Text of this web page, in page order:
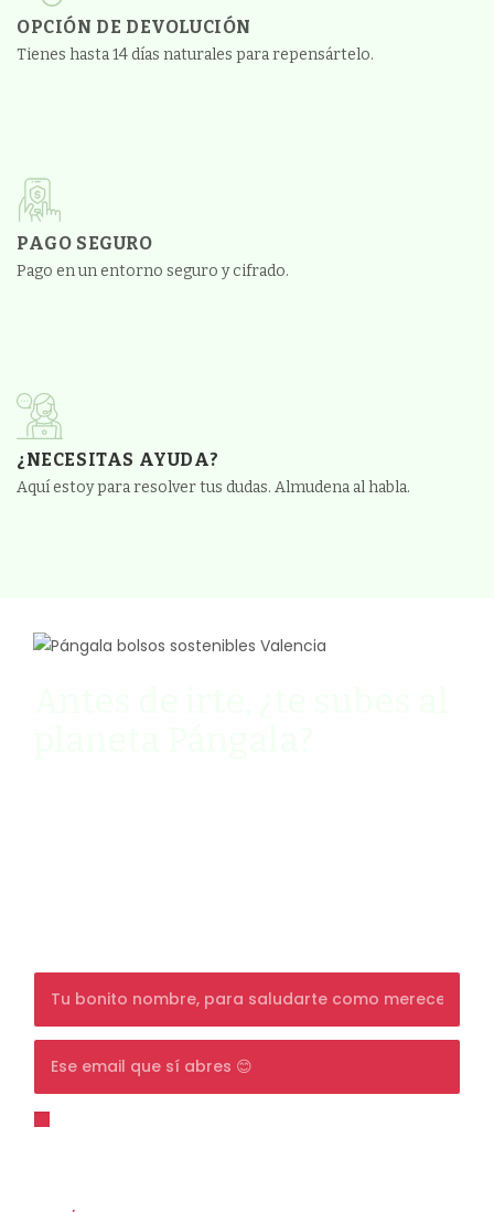
OPCIÓN DE DEVOLUCIÓN
Tienes hasta 14 días naturales para repensártelo.
PAGO SEGURO
Pago en un entorno seguro y cifrado.
¿NECESITAS AYUDA?
Aquí estoy para resolver tus dudas. Almudena al habla.